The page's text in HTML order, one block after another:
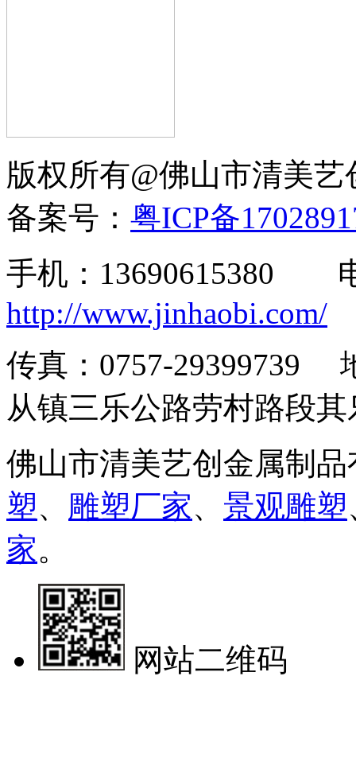
版权所有@佛山市清美
备案号： 粤ICP备
手机：13690615380
http://www.jinhaobi.com/
传真：0757-29399739
从镇三乐公路劳村路段
佛山市清美艺创金属制
塑、 雕塑厂家、 景观雕塑
家。
网站二维码